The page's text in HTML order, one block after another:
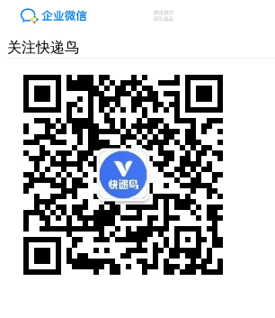
关注快递鸟